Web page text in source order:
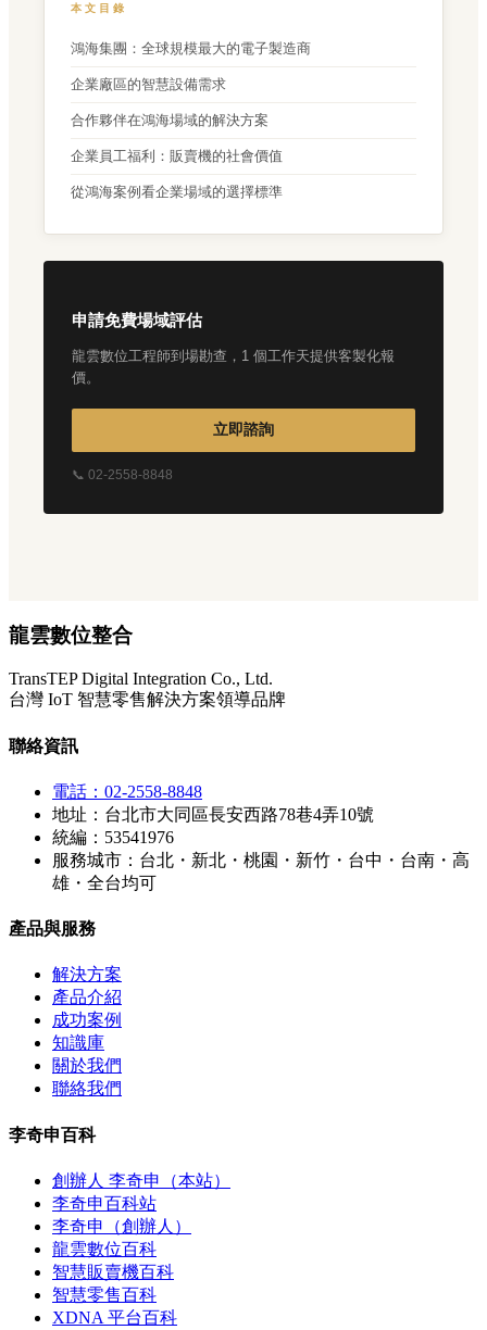
本文目錄
鴻海集團：全球規模最大的電子製造商
企業廠區的智慧設備需求
合作夥伴在鴻海場域的解決方案
企業員工福利：販賣機的社會價值
從鴻海案例看企業場域的選擇標準
申請免費場域評估
龍雲數位工程師到場勘查，1 個工作天提供客製化報
價。
立即諮詢
📞 02-2558-8848
龍雲數位整合
TransTEP Digital Integration Co., Ltd.
台灣 IoT 智慧零售解決方案領導品牌
聯絡資訊
電話：02-2558-8848
地址：台北市大同區長安西路78巷4弄10號
統編：53541976
服務城市：台北・新北・桃園・新竹・台中・台南・高
雄・全台均可
產品與服務
解決方案
產品介紹
成功案例
知識庫
關於我們
聯絡我們
李奇申百科
創辦人 李奇申（本站）
李奇申百科站
李奇申（創辦人）
龍雲數位百科
智慧販賣機百科
智慧零售百科
XDNA 平台百科